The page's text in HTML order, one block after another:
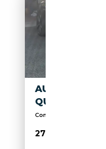
AUDI S6 S6
QUATTRO S-
Condizioni eccellenti
27 900€